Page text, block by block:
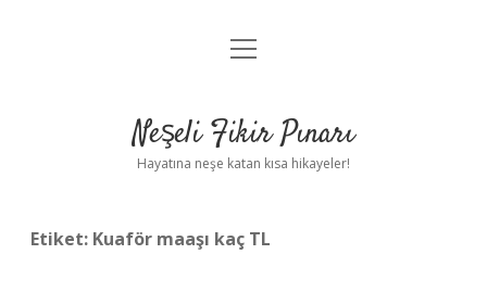
Anasayfa
Yasal Uyarı
menüyü
Neşeli Fikir Pınarı
Hayatına neşe katan kısa hikayeler!
Etiket: Kuaför maaşı kaç TL